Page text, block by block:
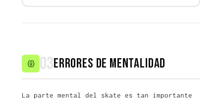
03Errores de mentalidad
La parte mental del skate es tan importante